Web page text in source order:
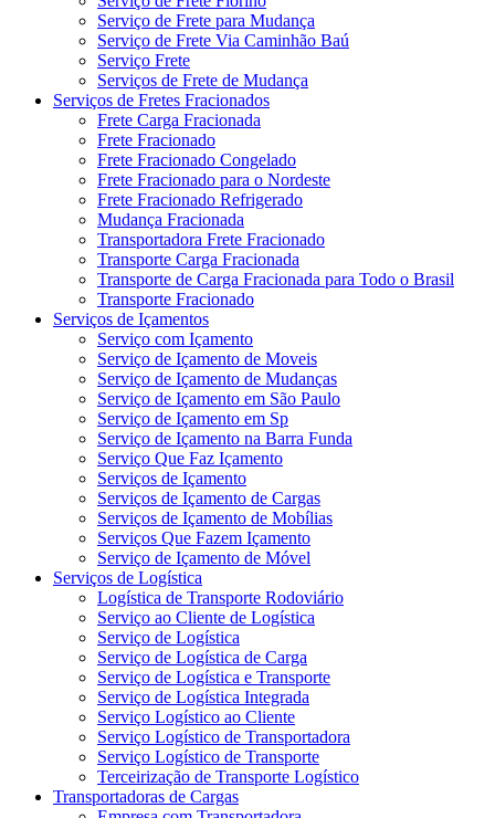
Serviço de Frete para Mudança
Serviço de Frete Via Caminhão Baú
Serviço Frete
Serviços de Frete de Mudança
Serviços de Fretes Fracionados
Frete Carga Fracionada
Frete Fracionado
Frete Fracionado Congelado
Frete Fracionado para o Nordeste
Frete Fracionado Refrigerado
Mudança Fracionada
Transportadora Frete Fracionado
Transporte Carga Fracionada
Transporte de Carga Fracionada para Todo o Brasil
Transporte Fracionado
Serviços de Içamentos
Serviço com Içamento
Serviço de Içamento de Moveis
Serviço de Içamento de Mudanças
Serviço de Içamento em São Paulo
Serviço de Içamento em Sp
Serviço de Içamento na Barra Funda
Serviço Que Faz Içamento
Serviços de Içamento
Serviços de Içamento de Cargas
Serviços de Içamento de Mobílias
Serviços Que Fazem Içamento
Serviço de Içamento de Móvel
Serviços de Logística
Logística de Transporte Rodoviário
Serviço ao Cliente de Logística
Serviço de Logística
Serviço de Logística de Carga
Serviço de Logística e Transporte
Serviço de Logística Integrada
Serviço Logístico ao Cliente
Serviço Logístico de Transportadora
Serviço Logístico de Transporte
Terceirização de Transporte Logístico
Transportadoras de Cargas